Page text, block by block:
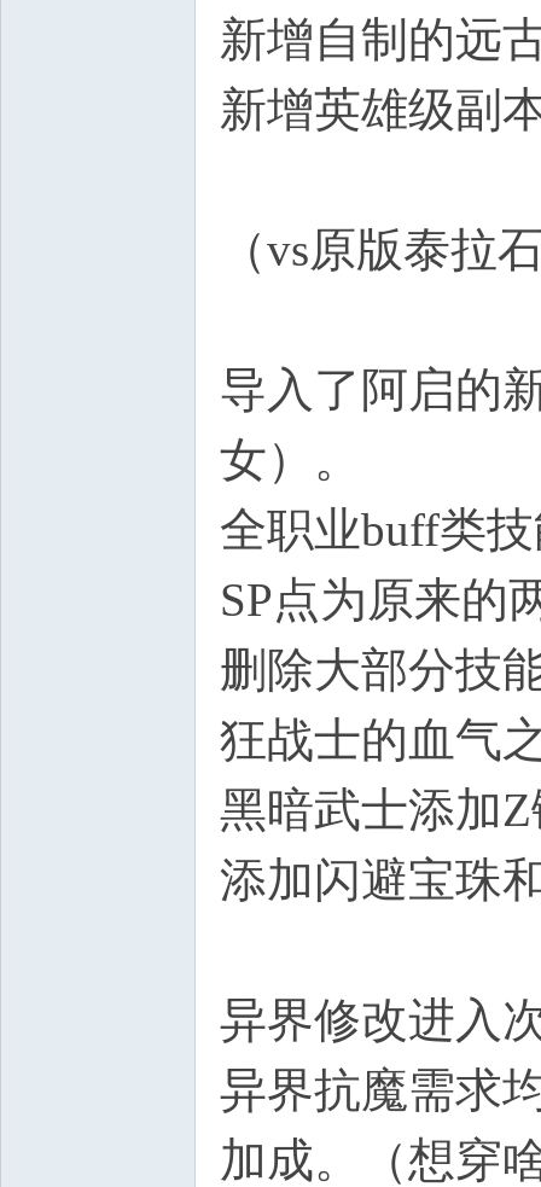
新增自制的远
新增英雄级副
（vs原版泰拉
导入了阿启的
女）。
全职业buff类
SP点为原来的
删除大部分技
狂战士的血气
黑暗武士添加
添加闪避宝珠
异界修改进入
异界抗魔需求
加成。（想穿